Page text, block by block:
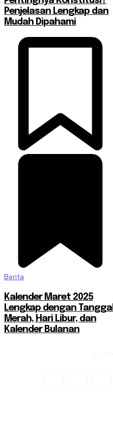
Penjelasan Lengkap dan
Mudah Dipahami
Berita
Kalender Maret 2025
Lengkap dengan Tanggal
Merah, Hari Libur, dan
Kalender Bulanan